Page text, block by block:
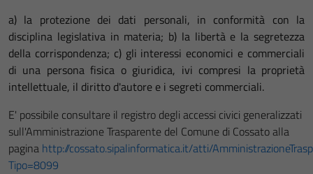
a) la protezione dei dati personali, in conformità con la
disciplina legislativa in materia; b) la libertà e la segretezza
della corrispondenza; c) gli interessi economici e commerciali
di una persona fisica o giuridica, ivi compresi la proprietà
intellettuale, il diritto d'autore e i segreti commerciali.
E' possibile consultare il registro degli accessi civici generalizzati
sull'Amministrazione Trasparente del Comune di Cossato alla
pagina http://cossato.sipalinformatica.it/atti/
Tipo=8099